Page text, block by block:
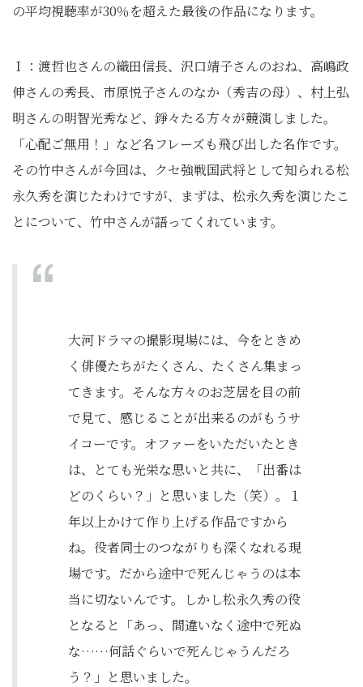
の平均視聴率が30％を超えた最後の作品になります。
Ｉ：渡哲也さんの織田信長、沢口靖子さんのおね、高嶋政
伸さんの秀長、市原悦子さんのなか（秀吉の母）、村上弘
明さんの明智光秀など、錚々たる方々が競演しました。
「心配ご無用！」など名フレーズも飛び出した名作です。
その竹中さんが今回は、クセ強戦国武将として知られる松
永久秀を演じたわけですが、まずは、松永久秀を演じたこ
とについて、竹中さんが語ってくれています。
大河ドラマの撮影現場には、今をときめ
く俳優たちがたくさん、たくさん集まっ
てきます。そんな方々のお芝居を目の前
で見て、感じることが出来るのがもうサ
イコーです。オファーをいただいたとき
は、とても光栄な思いと共に、「出番は
どのくらい？」と思いました（笑）。１
年以上かけて作り上げる作品ですから
ね。役者同士のつながりも深くなれる現
場です。だから途中で死んじゃうのは本
当に切ないんです。しかし松永久秀の役
となると「あっ、間違いなく途中で死ぬ
な……何話ぐらいで死んじゃうんだろ
う？」と思いました。